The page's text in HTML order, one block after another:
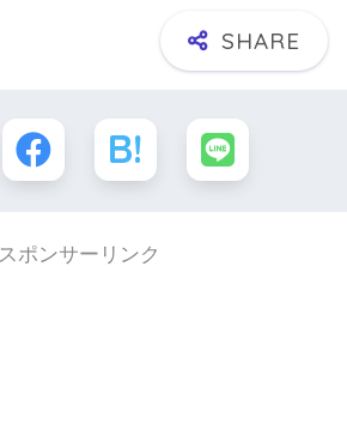
スポンサーリンク